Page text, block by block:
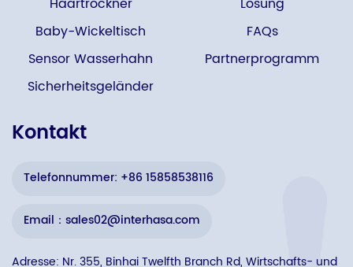
Haartrockner
Baby-Wickeltisch
Sensor Wasserhahn
Sicherheitsgeländer
Lösung
FAQs
Partnerprogramm
Kontakt
Telefonnummer: +86 15858538116
Email：sales02@interhasa.com
Adresse: Nr. 355, Binhai Twelfth Branch Rd, Wirtschafts- und